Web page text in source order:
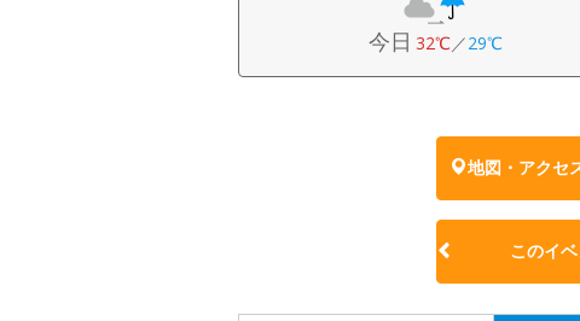
今日 32℃／29℃
地図・アクセ
このイ